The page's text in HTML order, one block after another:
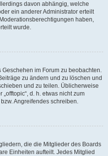
davon abhängig, welche
ein anderer Administrator erteilt
haben,
wurde.
im Forum zu beobachten.
zu ändern und zu löschen und
und zu teilen. Üblicherweise
d. h. etwas nicht zum
Angreifendes schreiben.
die die Mitglieder des Boards
Einheiten aufteilt. Jedes Mitglied